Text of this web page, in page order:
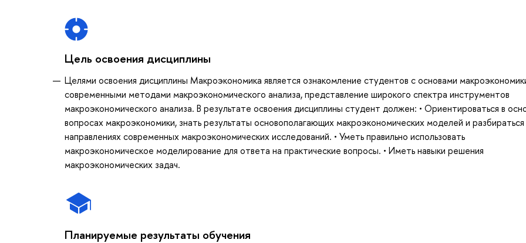
Цель освоения дисциплины
Целями освоения дисциплины Макроэкономика является ознакомление студентов с основами
современными методами макроэкономического анализа, представление широкого спектра инструментов
макроэкономического анализа. В результате освоения дисциплины студент должен: • Ориентироваться в
вопросах макроэкономики, знать результаты основополагающих макроэкономических моделей и разбираться
направлениях современных макроэкономических исследований. • Уметь правильно использовать
макроэкономическое моделирование для ответа на практические вопросы. • Иметь навыки решения
макроэкономических задач.
Планируемые результаты обучения